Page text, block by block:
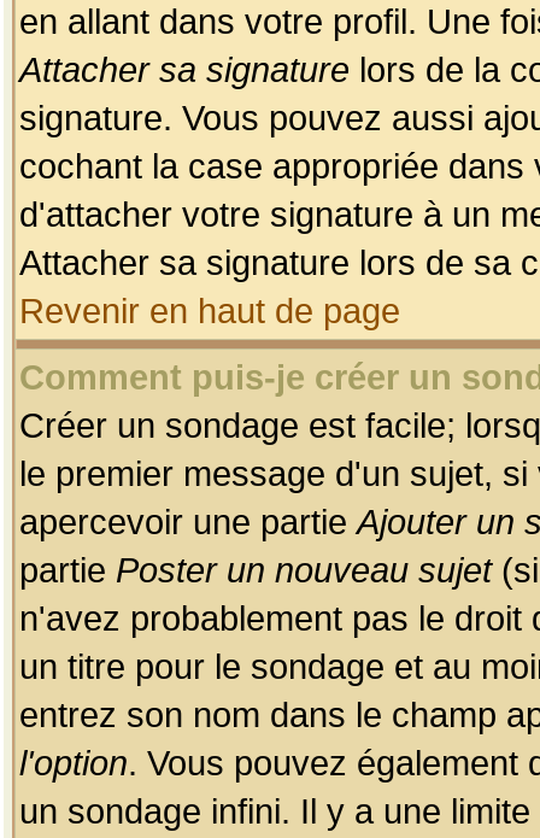
en allant dans votre profil. Une
Attacher sa signature lors de la
signature. Vous pouvez aussi
cochant la case appropriée
d'attacher votre signature à un
Attacher sa signature lors de sa
Revenir en haut de page
Comment puis-je créer un
Créer un sondage est facile;
le premier message d'un sujet,
apercevoir une partieAjouter un
partie Poster un nouveau sujet(si
n'avez probablement pas le
un titre pour le sondage et au
entrez son nom dans le champ
l'option. Vous pouvez également
un sondage infini. Il y a une